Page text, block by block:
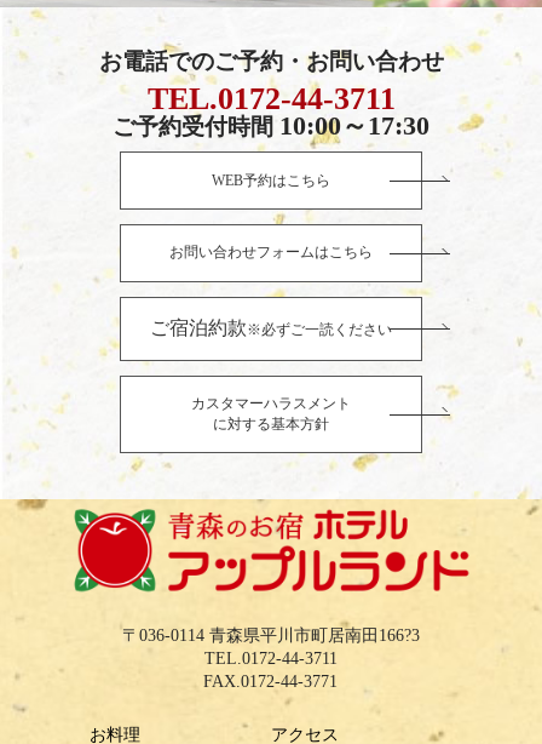
お電話でのご予約・お問い合わせ
TEL.0172-44-3711
ご予約受付時間 10:00～17:30
WEB予約はこちら
お問い合わせフォームはこちら
ご宿泊約款※必ずご一読ください
カスタマーハラスメント
に対する基本方針
〒036-0114 青森県平川市町居南田166?3
TEL.0172-44-3711
FAX.0172-44-3771
お料理 アクセス